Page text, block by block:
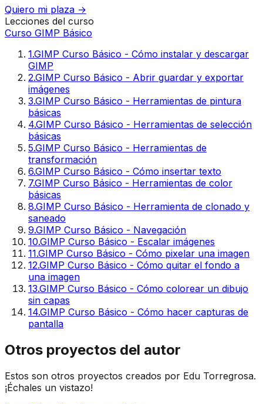
Quiero mi plaza →
Lecciones del curso
Curso GIMP Básico
1.GIMP Curso Básico - Cómo instalar y descargar
GIMP
2.GIMP Curso Básico - Abrir guardar y exportar
imágenes
3.GIMP Curso Básico - Herramientas de pintura
básicas
4.GIMP Curso Básico - Herramientas de selección
básicas
5.GIMP Curso Básico - Herramientas de
transformación
6.GIMP Curso Básico - Cómo insertar texto
7.GIMP Curso Básico - Herramientas de color
básicas
8.GIMP Curso Básico - Herramienta de clonado y
saneado
9.GIMP Curso Básico - Navegación
10.GIMP Curso Básico - Escalar imágenes
11.GIMP Curso Básico - Cómo pixelar una imagen
12.GIMP Curso Básico - Cómo quitar el fondo a
una imagen
13.GIMP Curso Básico - Cómo colorear un dibujo
sin capas
14.GIMP Curso Básico - Cómo hacer capturas de
pantalla
Otros proyectos del autor
Estos son otros proyectos creados por Edu Torregrosa.
¡Échales un vistazo!